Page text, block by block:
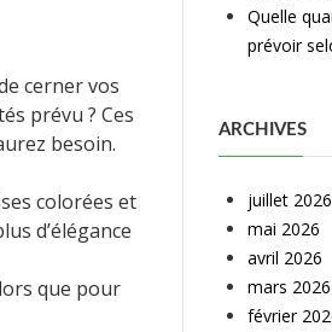
cerner vos
prévu ? Ces
besoin.
colorées et
d’élégance
que pour
Quelle
prévoir
ARCHIVES
juillet 2026
mai 2026
avril 2026
mars 2026
février